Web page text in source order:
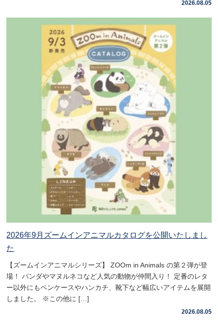
2026.08.05
2026年9月ズームインアニマルカタログを公開いたしまし
た
【ズームインアニマルシリーズ】 ZOOm in Animals の第２弾が登
場！ パンダやマヌルネコなど人気の動物が仲間入り！ 定番のレタ
ー以外にもペンケースやハンカチ、靴下など幅広いアイテムを展開
しました。 ※この他に […]
2026.08.05